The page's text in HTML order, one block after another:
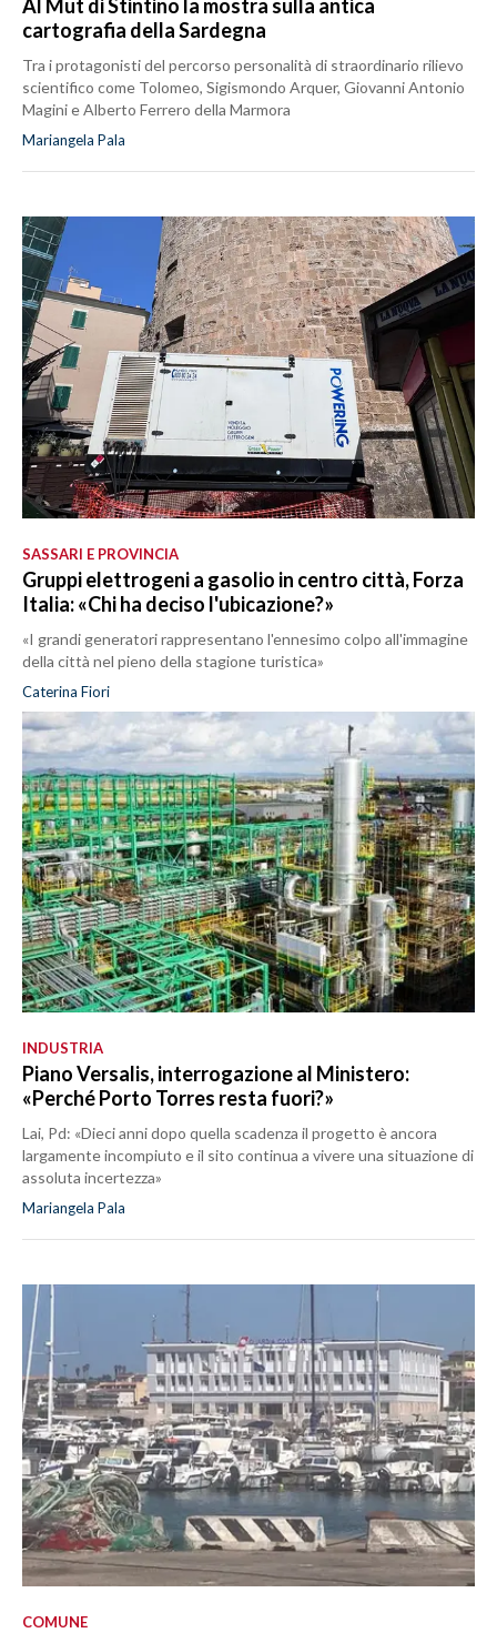
Al Mut di Stintino la mostra sulla antica
cartografia della Sardegna
Tra i protagonisti del percorso personalità di straordinario rilievo
scientifico come Tolomeo, Sigismondo Arquer, Giovanni Antonio
Magini e Alberto Ferrero della Marmora
Mariangela Pala
SASSARI E PROVINCIA
Gruppi elettrogeni a gasolio in centro città, Forza
Italia: «Chi ha deciso l'ubicazione?»
«I grandi generatori rappresentano l'ennesimo colpo all'immagine
della città nel pieno della stagione turistica»
Caterina Fiori
INDUSTRIA
Piano Versalis, interrogazione al Ministero:
«Perché Porto Torres resta fuori?»
Lai, Pd: «Dieci anni dopo quella scadenza il progetto è ancora
largamente incompiuto e il sito continua a vivere una situazione di
assoluta incertezza»
Mariangela Pala
COMUNE